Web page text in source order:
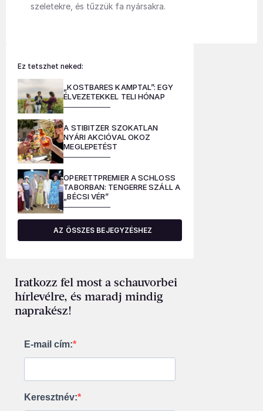
szeletekre, és tűzzük fa nyársakra.
Ez tetszhet neked:
„KOSTBARES KAMPTAL”: EGY
ÉLVEZETEKKEL TELI HÓNAP
A STIBITZER SZOKATLAN
NYÁRI AKCIÓVAL OKOZ
MEGLEPETÉST
OPERETTPREMIER A SCHLOSS
TABORBAN: TENGERRE SZÁLL A
„BÉCSI VÉR”
AZ ÖSSZES BEJEGYZÉSHEZ
Iratkozz fel most a schauvorbei
hírlevélre, és maradj mindig
naprakész!
E-mail cím:
Keresztnév: